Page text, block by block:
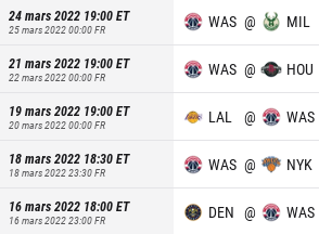
24 mars 2022 19:00ET
25 mars 2022 00:00FR WAS @ MIL
21 mars 2022 19:00ET
22 mars 2022 00:00FR WAS @ HOU
19 mars 2022 19:00ET
20 mars 2022 00:00FR LAL @ WAS
18 mars 2022 18:30ET
18 mars 2022 23:30FR WAS @ NYK
16 mars 2022 18:00ET
16 mars 2022 23:00FR DEN @ WAS